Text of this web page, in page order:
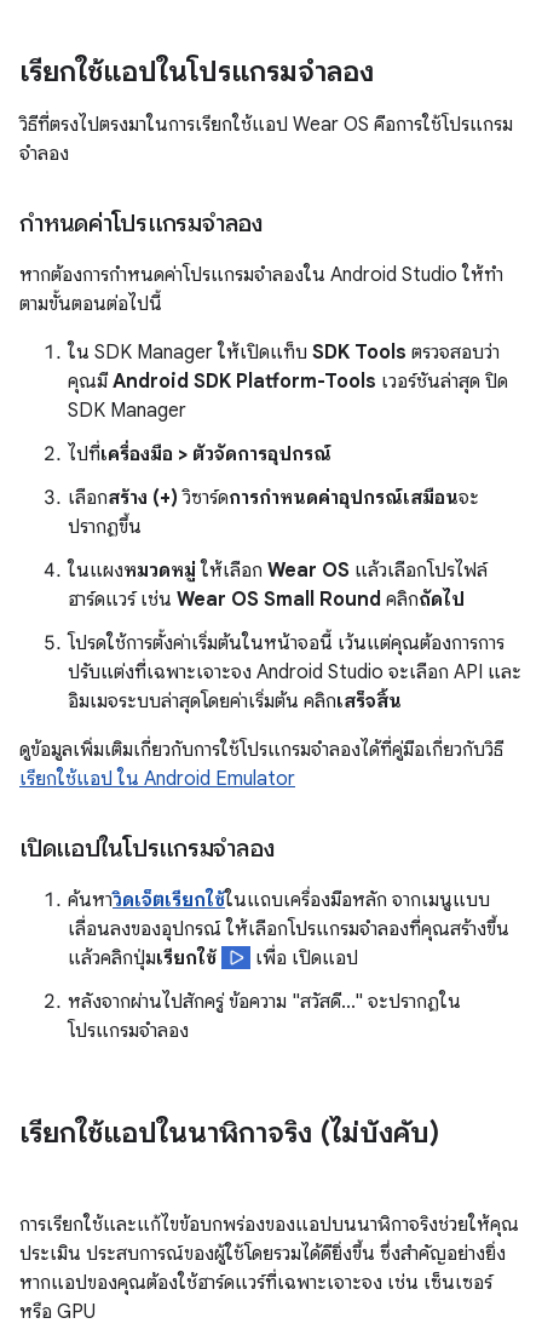
เรียกใช้แอปในโปรแกรมจำลอง
วิธีที่ตรงไปตรงมาในการเรียกใช้แอป Wear OS คือการใช้โปรแกรม
จำลอง
กำหนดค่าโปรแกรมจำลอง
หากต้องการกำหนดค่าโปรแกรมจำลองใน Android Studio ให้ทำ
ตามขั้นตอนต่อไปนี้
ใน SDK Manager ให้เปิดแท็บ SDK Tools ตรวจสอบว่า
คุณมีAndroid SDK Platform-Tools เวอร์ชันล่าสุด ปิด
SDK Manager
ไปที่เครื่องมือ > ตัวจัดการอุปกรณ์
เลือกสร้าง (+) วิซาร์ดการกำหนดค่าอุปกรณ์เสมือนจะ
ปรากฏขึ้น
ในแผงหมวดหมู่ ให้เลือก Wear OS แล้วเลือกโปรไฟล์
ฮาร์ดแวร์ เช่น Wear OS Small Round คลิกถัดไป
โปรดใช้การตั้งค่าเริ่มต้นในหน้าจอนี้ เว้นแต่คุณต้องการการ
ปรับแต่งที่เฉพาะเจาะจง Android Studio จะเลือก API และ
อิมเมจระบบล่าสุดโดยค่าเริ่มต้น คลิกเสร็จสิ้น
ดูข้อมูลเพิ่มเติมเกี่ยวกับการใช้โปรแกรมจำลองได้ที่คู่มือเกี่ยวกับวิธี
เรียกใช้แอป ใน Android Emulator
เปิดแอปในโปรแกรมจำลอง
ค้นหาวิดเจ็ตเรียกใช้ในแถบเครื่องมือหลัก จากเมนูแบบ
เลื่อนลงของอุปกรณ์ ให้เลือกโปรแกรมจำลองที่คุณสร้างขึ้น
แล้วคลิกปุ่มเรียกใช้
เพื่อ เปิดแอป
หลังจากผ่านไปสักครู่ ข้อความ "สวัสดี..." จะปรากฏใน
โปรแกรมจำลอง
เรียกใช้แอปในนาฬิกาจริง (ไม่บังคับ)
การเรียกใช้และแก้ไขข้อบกพร่องของแอปบนนาฬิกาจริงช่วยให้คุณ
ประเมิน ประสบการณ์ของผู้ใช้โดยรวมได้ดียิ่งขึ้น ซึ่งสำคัญอย่างยิ่ง
หากแอปของคุณต้องใช้ฮาร์ดแวร์ที่เฉพาะเจาะจง เช่น เซ็นเซอร์
หรือ GPU